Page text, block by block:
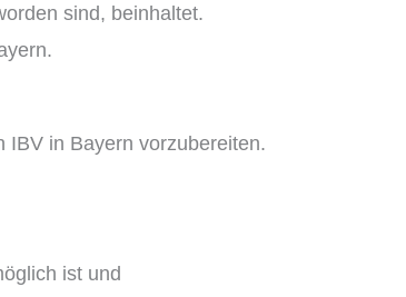
sind, beinhaltet.
IBV in Bayern vorzubereiten.
ist und